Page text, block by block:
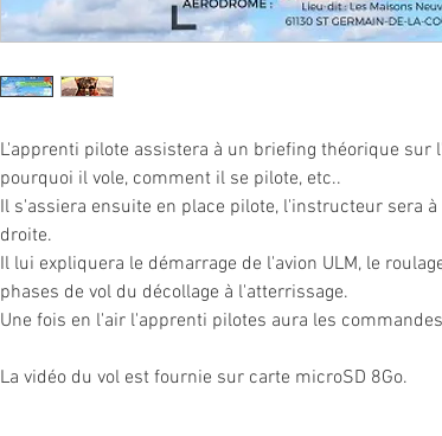
L'apprenti pilote assistera à un briefing théorique sur
pourquoi il vole, comment il se pilote, etc..
Il s'assiera ensuite en place pilote, l'instructeur sera à
droite.
Il lui expliquera le démarrage de l'avion ULM, le
phases de vol du décollage à l'atterrissage.
Une fois en l'air l'apprenti pilotes aura les
La vidéo du vol est fournie sur carte microSD 8Go.